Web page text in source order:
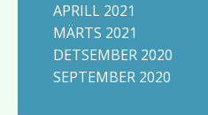
APRILL 2021
MÄRTS 2021
DETSEMBER 2020
SEPTEMBER 2020